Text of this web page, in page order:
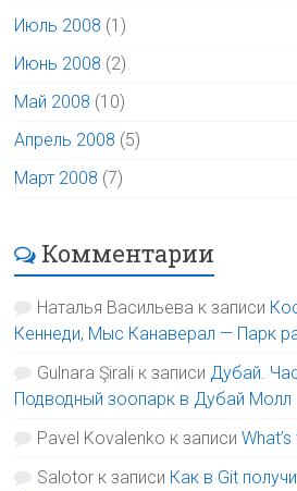
Июль 2008 (1)
Июнь 2008 (2)
Май 2008 (10)
Апрель 2008 (5)
Март 2008 (7)
Комментарии
Наталья Васильева к записи
Кеннеди, Мыс Канаверал — Парк
Gulnara Şirali к записи Дубай.
Подводный зоопарк в Дубай Молл
Pavel Kovalenko к записи
Salotor к записи Как в Git